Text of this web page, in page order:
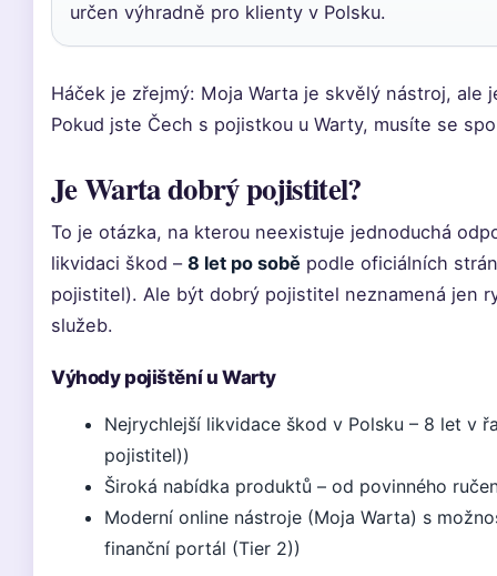
určen výhradně pro klienty v Polsku.
Háček je zřejmý: Moja Warta je skvělý nástroj, ale
Pokud jste Čech s pojistkou u Warty, musíte se
Je Warta dobrý pojistitel?
To je otázka, na kterou neexistuje jednoduchá
likvidaci škod – 8 let po sobě podle oficiálních
pojistitel). Ale být dobrý pojistitel neznamená jen
služeb.
Výhody pojištění u Warty
Nejrychlejší likvidace škod v Polsku – 8 let v
pojistitel))
Široká nabídka produktů – od povinného
Moderní online nástroje (Moja Warta) s
finanční portál (Tier 2))